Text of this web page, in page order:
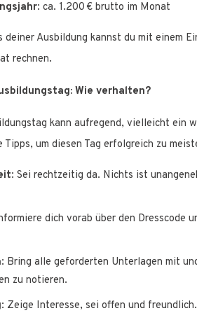
: ca. 1.200 € brutto im Monat
deiner Ausbildung kannst du mit einem
rechnen.
Wie verhalten?
kann aufregend, vielleicht ein
Tipps, um diesen Tag erfolgreich zu
: Sei rechtzeitig da. Nichts ist
dich vorab über den Dresscode
: Bring alle geforderten Unterlagen mit
zu notieren.
: Zeige Interesse, sei offen und